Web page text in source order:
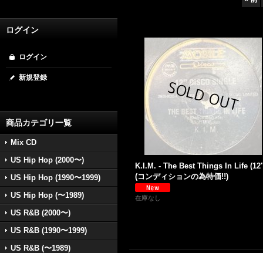
ログイン
ログイン
新規登録
商品カテゴリ一覧
Mix CD
US Hip Hop (2000〜)
US Hip Hop (1990〜1999)
US Hip Hop (〜1989)
US R&B (2000〜)
US R&B (1990〜1999)
US R&B (〜1989)
K.I.M. - The Best Things In Life
(コンディションの為特価!!)
在庫なし